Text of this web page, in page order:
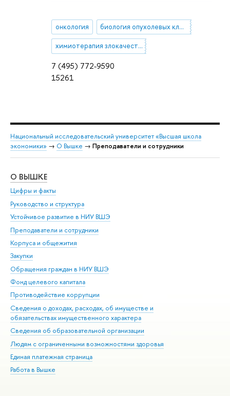
7 (495) 772-9590
15261
онкология биология опухолевых клеток
химиотерапия злокачественных новообразований
Национальный исследовательский университет «Высшая школа
экономики» → О Вышке → Преподаватели и сотрудники
О ВЫШКЕ
Цифры и факты
Руководство и структура
Устойчивое развитие в НИУ ВШЭ
Преподаватели и сотрудники
Корпуса и общежития
Закупки
Обращения граждан в НИУ ВШЭ
Фонд целевого капитала
Противодействие коррупции
Сведения о доходах, расходах, об имуществе и
обязательствах имущественного характера
Сведения об образовательной организации
Людям с ограниченными возможностями здоровья
Единая платежная страница
Работа в Вышке